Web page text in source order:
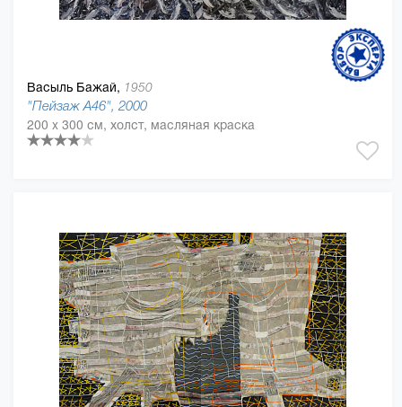
Васыль Бажай, 1950
"Пейзаж А46", 2000
200 x 300 см, холст, масляная краска